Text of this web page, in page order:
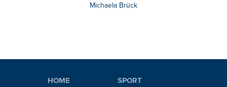
Michaela Brück
HOME
SPORT